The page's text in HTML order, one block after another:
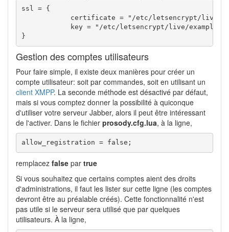
ssl =
{
            certificate
=
"/etc/letsencrypt/live/
            key
=
"/etc/letsencrypt/live/
}
Gestion des comptes utilisateurs
Pour faire simple, il existe deux manières pour créer un
compte utilisateur: soit par commandes, soit en utilisant un
client XMPP. La seconde méthode est désactivé par défaut,
mais si vous comptez donner la possibilité à quiconque
d'utiliser votre serveur Jabber, alors il peut être intéressant
de l'activer. Dans le fichier prosody.cfg.lua, à la ligne,
allow_registration = false ;
remplacez false par true
Si vous souhaitez que certains comptes aient des droits
d'administrations, il faut les lister sur cette ligne (les comptes
devront être au préalable créés). Cette fonctionnalité n'est
pas utile si le serveur sera utilisé que par quelques
utilisateurs. À la ligne,